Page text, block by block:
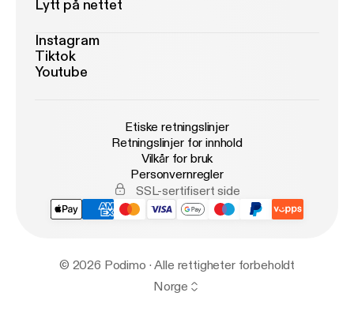
Lytt på nettet
Instagram
Tiktok
Youtube
Etiske retningslinjer
Retningslinjer for innhold
Vilkår for bruk
Personvernregler
SSL-sertifisert side
© 2026 Podimo · Alle rettigheter forbeholdt
Norge